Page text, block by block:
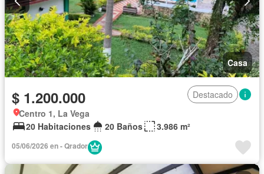
Casa
$ 1.200.000
Destacado
Centro 1, La Vega
20 Habitaciones
20 Baños 3.986 m²
05/06/2026 en - Qrador